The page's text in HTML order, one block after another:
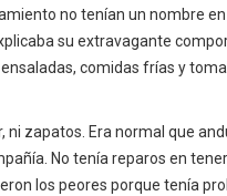
no tenían un nombre
su extravagante
comidas frías y
zapatos. Era normal que
No tenía reparos en
los peores porque tenía